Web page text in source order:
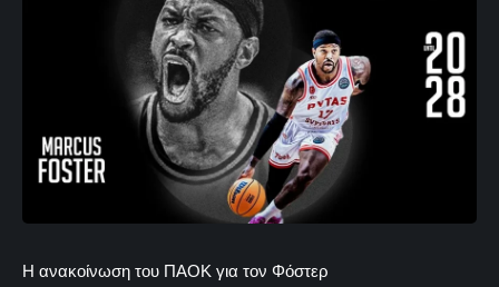
Η ανακοίνωση του ΠΑΟΚ για τον Φόστερ